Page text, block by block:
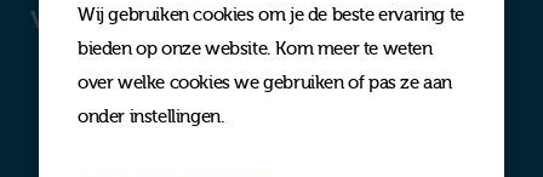
Volg ons op social media
Wij gebruiken cookies om je de beste ervaring te
bieden op onze website. Kom meer te weten
over welke cookies we gebruiken of pas ze aan
onder instellingen.